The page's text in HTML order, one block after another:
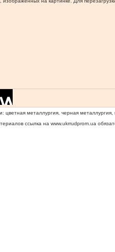
цветная металлургия, черная
ссылка на www.ukrrudprom.ua